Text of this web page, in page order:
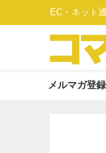
EC・ネット
メルマガ登録